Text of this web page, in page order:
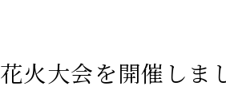
花火大会を開催しま